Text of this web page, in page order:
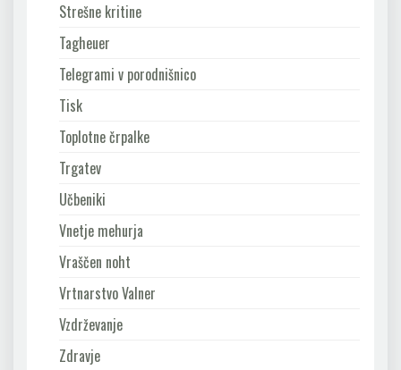
Strešne kritine
Tagheuer
Telegrami v porodnišnico
Tisk
Toplotne črpalke
Trgatev
Učbeniki
Vnetje mehurja
Vraščen noht
Vrtnarstvo Valner
Vzdrževanje
Zdravje